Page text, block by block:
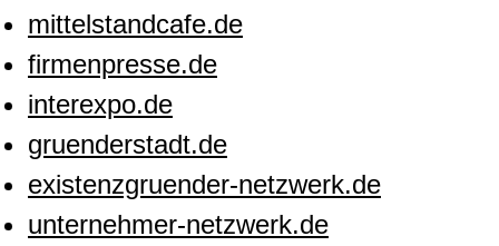
mittelstandcafe.de
firmenpresse.de
interexpo.de
gruenderstadt.de
existenzgruender-netzwerk.de
unternehmer-netzwerk.de